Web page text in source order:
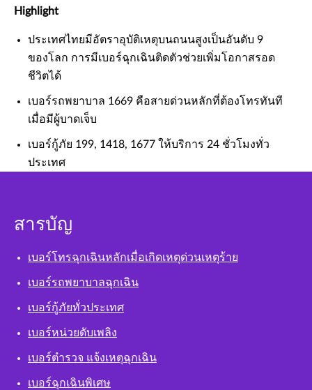
Highlight
ประเทศไทยมีอัตราอุบัติเหตุบนถนนสูงเป็นอันดับ 9
ของโลก การมีเบอร์ฉุกเฉินติดตัวช่วยเพิ่มโอกาสรอด
ชีวิตได้
เบอร์รถพยาบาล 1669 คือสายด่วนหลักที่ต้องโทรทันที
เมื่อมีผู้บาดเจ็บ
เบอร์กู้ภัย 199, 1418, 1677 ให้บริการ 24 ชั่วโมงทั่ว
ประเทศ
สารบัญ
เบอร์โทรฉุกเฉินหลักเมื่อเกิดเหตุด่วนเหตุร้าย
เบอร์รถพยาบาลฉุกเฉิน
เบอร์กู้ภัยทั่วประเทศ
เบอร์หน่วยดับเพลิง
เบอร์ตำรวจ แจ้งเหตุฉุกเฉิน
เบอร์ฉุกเฉินพิเศษ